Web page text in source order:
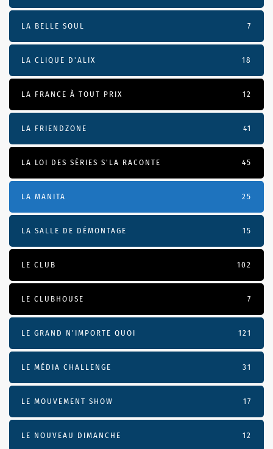
LA BELLE SOUL 7
LA CLIQUE D'ALIX 18
LA FRANCE À TOUT PRIX 12
LA FRIENDZONE 41
LA LOI DES SÉRIES S'LA RACONTE 45
LA MANITA 25
LA SALLE DE DÉMONTAGE 15
LE CLUB 102
LE CLUBHOUSE 7
LE GRAND N’IMPORTE QUOI 121
LE MÉDIA CHALLENGE 31
LE MOUVEMENT SHOW 17
LE NOUVEAU DIMANCHE 12